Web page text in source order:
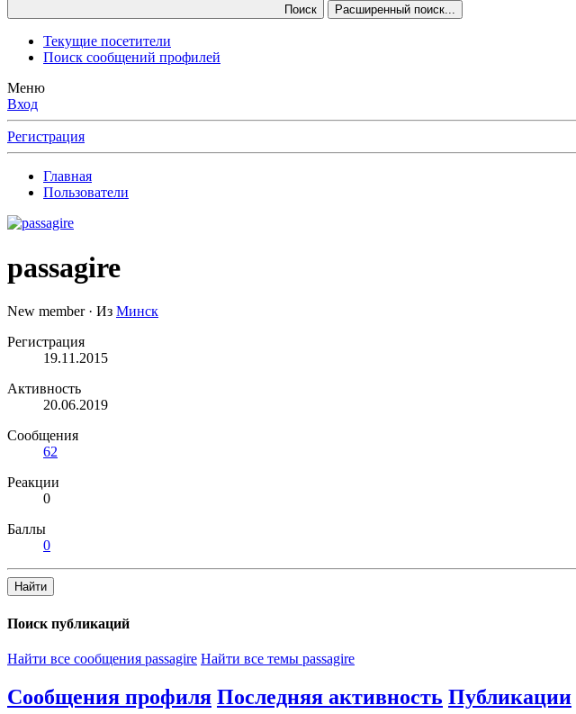
Поиск Расширенный поиск...
Текущие посетители
Поиск сообщений профилей
Меню
Вход
Регистрация
Главная
Пользователи
passagire
New member · Из Минск
Регистрация
19.11.2015
Активность
20.06.2019
Сообщения
62
Реакции
0
Баллы
0
Найти
Поиск публикаций
Найти все сообщения passagire Найти все темы passagire
Сообщения профиля Последняя активность Публикации